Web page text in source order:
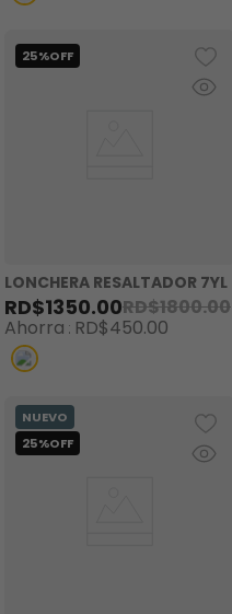
LONCHERA RESALTADOR 7YL
RD$1350.00RD$1800.00
Ahorra RD$450.00